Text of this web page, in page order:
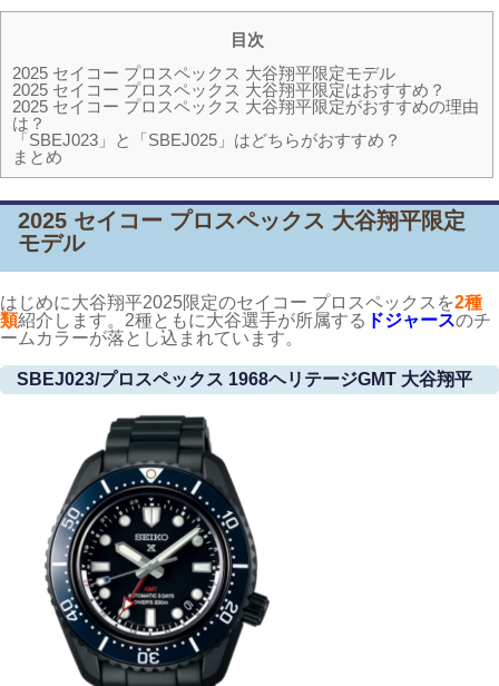
目次
2025 セイコー プロスペックス 大谷翔平限定モデル
2025 セイコー プロスペックス 大谷翔平限定はおすすめ？
2025 セイコー プロスペックス 大谷翔平限定がおすすめの理由
は？
「SBEJ023」と「SBEJ025」はどちらがおすすめ？
まとめ
2025 セイコー プロスペックス 大谷翔平限定
モデル
はじめに大谷翔平2025限定のセイコー プロスペックスを2種
類紹介します。2種ともに大谷選手が所属する ドジャースのチ
ームカラーが落とし込まれています。
SBEJ023/プロスペックス 1968ヘリテージGMT 大谷翔平